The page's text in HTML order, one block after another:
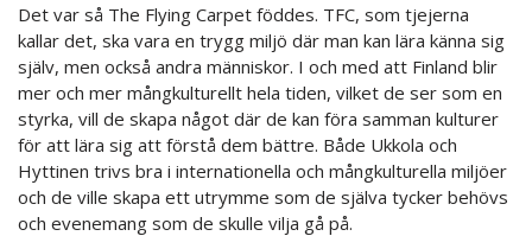
Det var så The Flying Carpet föddes. TFC, som tjejerna
kallar det, ska vara en trygg miljö där man kan lära känna sig
själv, men också andra människor. I och med att Finland blir
mer och mer mångkulturellt hela tiden, vilket de ser som en
styrka, vill de skapa något där de kan föra samman kulturer
för att lära sig att förstå dem bättre. Både Ukkola och
Hyttinen trivs bra i internationella och mångkulturella miljöer
och de ville skapa ett utrymme som de själva tycker behövs
och evenemang som de skulle vilja gå på.